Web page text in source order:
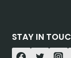
STAY IN